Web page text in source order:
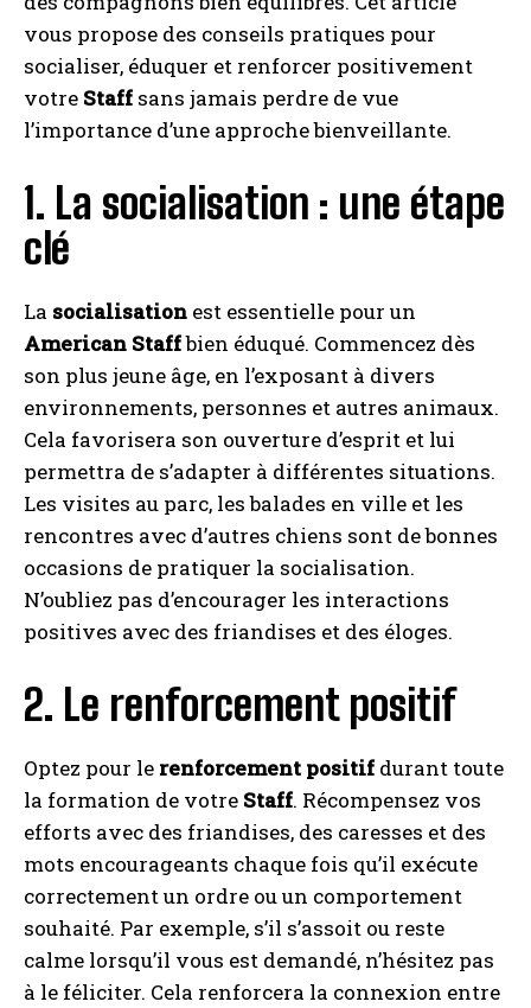
vous propose des conseils pratiques pour
socialiser, éduquer et renforcer positivement
votre Staff sans jamais perdre de vue
l’importance d’une approche bienveillante.
1. La socialisation : une étape
clé
La socialisation est essentielle pour un
American Staffbien éduqué. Commencez dès
son plus jeune âge, en l’exposant à divers
environnements, personnes et autres animaux.
Cela favorisera son ouverture d’esprit et lui
permettra de s’adapter à différentes situations.
Les visites au parc, les balades en ville et les
rencontres avec d’autres chiens sont de bonnes
occasions de pratiquer la socialisation.
N’oubliez pas d’encourager les interactions
positives avec des friandises et des éloges.
2. Le renforcement positif
Optez pour le renforcement positif durant toute
la formation de votre Staff. Récompensez vos
efforts avec des friandises, des caresses et des
mots encourageants chaque fois qu’il exécute
correctement un ordre ou un comportement
souhaité. Par exemple, s’il s’assoit ou reste
calme lorsqu’il vous est demandé, n’hésitez pas
à le féliciter. Cela renforcera la connexion entre